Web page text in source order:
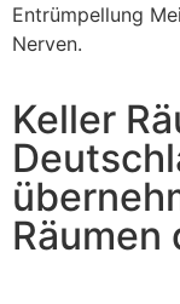
Entrümpellung
Nerven.
Keller
Räumen